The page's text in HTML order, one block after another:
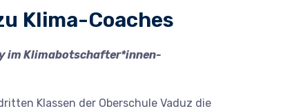
Klima-Coaches
im Klimabotschafter*innen-
Klassen der Oberschule Vaduz die